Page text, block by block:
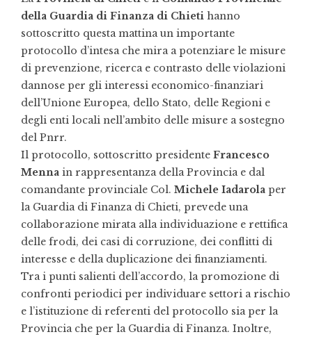
della Guardia di Finanza di Chieti hanno
sottoscritto questa mattina un importante
protocollo d’intesa che mira a potenziare le misure
di prevenzione, ricerca e contrasto delle violazioni
dannose per gli interessi economico-finanziari
dell’Unione Europea, dello Stato, delle Regioni e
degli enti locali nell’ambito delle misure a sostegno
del Pnrr.
Il protocollo, sottoscritto presidente Francesco
Menna in rappresentanza della Provincia e dal
comandante provinciale Col. Michele Iadarola per
la Guardia di Finanza di Chieti, prevede una
collaborazione mirata alla individuazione e rettifica
delle frodi, dei casi di corruzione, dei conflitti di
interesse e della duplicazione dei finanziamenti.
Tra i punti salienti dell’accordo, la promozione di
confronti periodici per individuare settori a rischio
e l’istituzione di referenti del protocollo sia per la
Provincia che per la Guardia di Finanza. Inoltre,